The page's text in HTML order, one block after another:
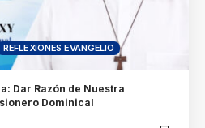
REFLEXIONES EVANGELIO
Dar Razón de Nuestra
Dominical